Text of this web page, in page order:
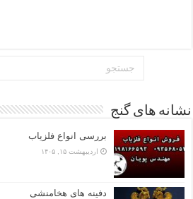
نشانه های گنج
بررسی انواع فلزیاب
اردیبهشت ۱۵, ۱۴۰۵
دفینه های هخامنشی